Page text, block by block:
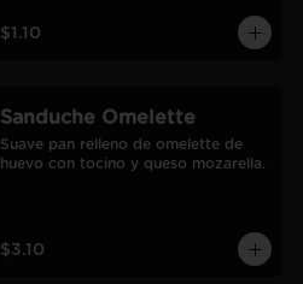
$1.10
Sanduche Omelette
Suave pan relleno de omelette de
huevo con tocino y queso mozarella.
$3.10